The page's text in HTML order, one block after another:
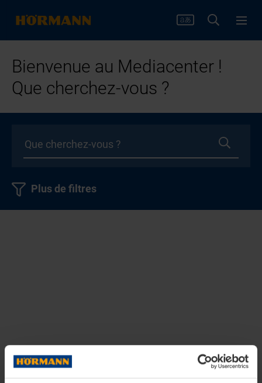
Bienvenue au Mediacenter !
Que cherchez-vous ?
Plus de filtres